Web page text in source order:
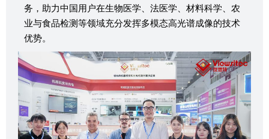
务，助力中国用户在生物医学、法医学、材料科学、农
业与食品检测等领域充分发挥多模态高光谱成像的技术
优势。